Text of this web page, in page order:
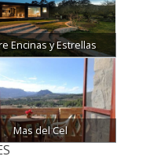
Encinas y Estrellas
Mas del Cel